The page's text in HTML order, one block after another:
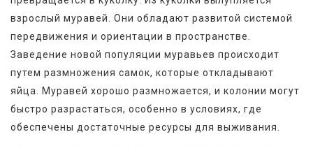
взрослый муравей. Они обладают развитой системой
передвижения и ориентации в пространстве.
Заведение новой популяции муравьев происходит
путем размножения самок, которые откладывают
яйца. Муравей хорошо размножается, и колонии могут
быстро разрастаться, особенно в условиях, где
обеспечены достаточные ресурсы для выживания.